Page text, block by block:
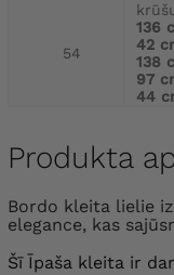
54
136
42
138
97
44
142
140
99
44
Produkta
Bordo kleita lielie izmēri ar mežģīņu pārklājumu –
elegance, kas
Šī Īpaša kleita ir